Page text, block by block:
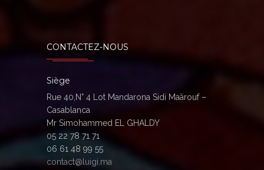
CONTACTEZ-NOUS
Siège
Rue 40,N° 4 Lot Mandarona Sidi Maârouf –
Casablanca
Mr Simohammed EL GHALDY
05 22 78 71 71
06 61 48 99 55
contact@luigi.ma